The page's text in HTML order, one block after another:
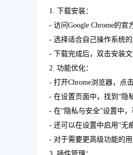
1. 下载安装：
- 访问Google Chrome的官
- 选择适合自己操作系统的
- 下载完成后，双击安装
2. 功能优化：
- 打开Chrome浏览器，点
- 在设置页面中，找到“隐
- 在“隐私与安全”设置中
- 还可以在设置中启用“无
- 对于需要更高级功能的